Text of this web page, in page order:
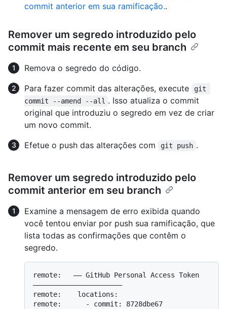
commit anterior em sua ramificação..
Remover um segredo introduzido pelo
commit mais recente em seu branch
Remova o segredo do código.
Para fazer commit das alterações, execute
git
commit --amend --all . Isso atualiza o commit
original que introduziu o segredo em vez de criar
um novo commit.
Efetue o push das alterações com
git push .
Remover um segredo introduzido pelo
commit anterior em seu branch
Examine a mensagem de erro exibida quando
você tentou enviar por push sua ramificação, que
lista todas as confirmações que contêm o
segredo.
remote:   —— GitHub Personal Access Token
——————————————————————
remote:    locations:
remote:      - commit: 8728dbe67